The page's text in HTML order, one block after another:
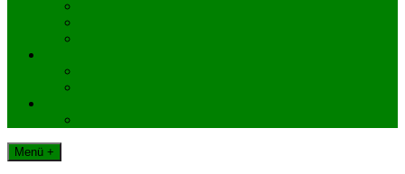
Menü +